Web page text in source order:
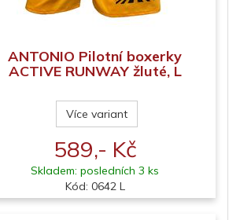
ANTONIO Pilotní boxerky
ACTIVE RUNWAY žluté, L
Více variant
589,- Kč
Skladem: posledních 3 ks
Kód: 0642 L